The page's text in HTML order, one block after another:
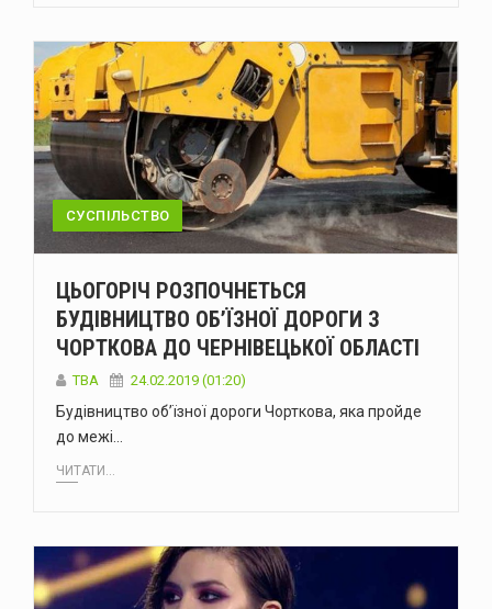
СУСПІЛЬСТВО
ЦЬОГОРІЧ РОЗПОЧНЕТЬСЯ
БУДІВНИЦТВО ОБ’ЇЗНОЇ ДОРОГИ З
ЧОРТКОВА ДО ЧЕРНІВЕЦЬКОЇ ОБЛАСТІ
TBA 24.02.2019 (01:20)
Будівництво об’їзної дороги Чорткова, яка пройде
до межі…
ЧИТАТИ...